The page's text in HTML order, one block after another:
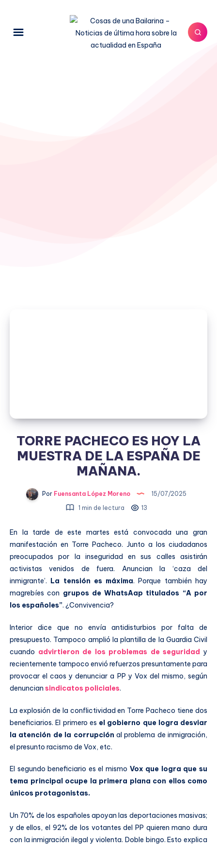
TORRE PACHECO ES HOY LA
MUESTRA DE LA ESPAÑA DE
MAÑANA.
PorFuensanta López Moreno
15/07/2025
1 min de lectura
13
En la tarde de este martes está convocada una gran
manifestación en Torre Pacheco. Junto a los ciudadanos
preocupados por la inseguridad en sus calles asistirán
activistas venidos de fuera. Anuncian la ‘caza del
inmigrante’. La tensión es máxima. Porque también hay
magrebíes con grupos de WhatsAap titulados “A por
los españoles”. ¿Convivencia?
Interior dice que no envía antidisturbios por falta de
presupuesto. Tampoco amplió la plantilla de la Guardia Civil
cuando advirtieron de los problemas de seguridad y
recientemente tampoco envió refuerzos presuntamente para
provocar el caos y denunciar a PP y Vox del mismo, según
denuncian sindicatos policiales.
La explosión de la conflictividad en Torre Pacheco tiene dos
beneficiarios. El primero es el gobierno que logra desviar
la atención de la corrupción al problema de inmigración,
el presunto racismo de Vox, etc.
El segundo beneficiario es el mismo Vox que logra que su
tema principal ocupe la primera plana con ellos como
únicos protagonistas.
Un 70% de los españoles apoyan las deportaciones masivas;
y de ellos, el 92% de los votantes del PP quieren mano dura
con la inmigración ilegal y violenta. Doble bingo. Esto explica